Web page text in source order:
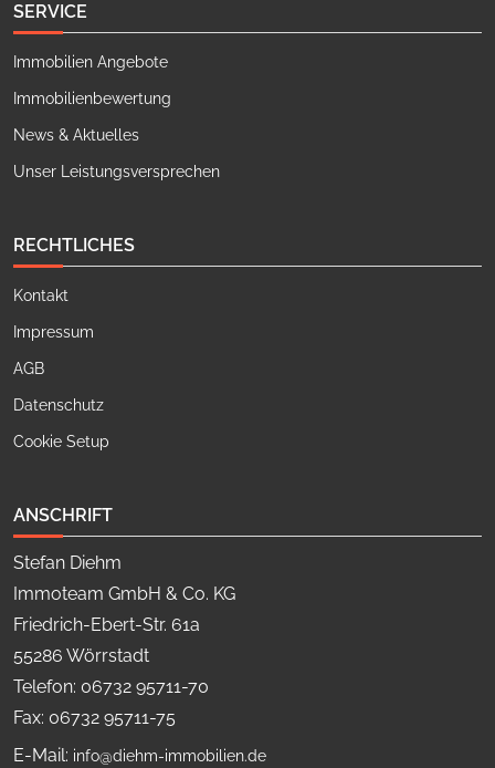
SERVICE
Immobilien Angebote
Immobilienbewertung
News & Aktuelles
Unser Leistungsversprechen
RECHTLICHES
Kontakt
Impressum
AGB
Datenschutz
Cookie Setup
ANSCHRIFT
Stefan Diehm
Immoteam GmbH & Co. KG
Friedrich-Ebert-Str. 61a
55286 Wörrstadt
Telefon: 06732 95711-70
Fax: 06732 95711-75
E-Mail: info@diehm-immobilien.de